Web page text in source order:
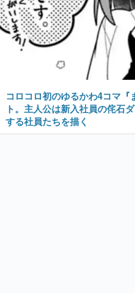
コロコロ初のゆるかわ4コマ
ト。主人公は新入社員の侘石
する社員たちを描く